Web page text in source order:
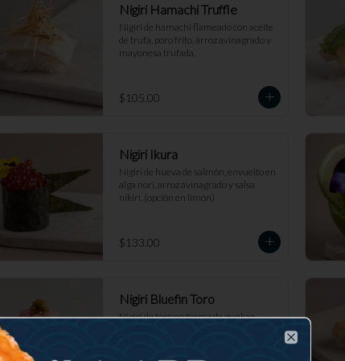
Nigiri Hamachi Truffle
Nigiri de hamachi flameado con aceite
de trufa, poro frito, arroz avinagrado y
mayonesa trufada.
$105.00
Nigiri Ikura
Nigiri de hueva de salmón, envuelto en
alga nori, arroz avinagrado y salsa
nikiri. (opción en limón)
$133.00
Nigiri Bluefin Toro
Nigiri de toro en forma de gunkan,